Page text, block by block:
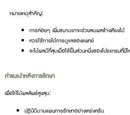
หมายเหตุสำคัญ:
การค่อยๆ เพิ่มขนาดยาจะช่วยลดผลข้างเคียงได้
ควรใช้ภายใต้การดูแลของแพทย์
จะได้ผลดีที่สุดเมื่อใช้เป็นส่วนหนึ่งของโปรแกรมที่มี
คำแนะนำหลังการรักษา
เพื่อให้ได้ผลลัพธ์สูงสุด:
ปฏิบัติตามแผนการรักษาอย่างเคร่งครัด